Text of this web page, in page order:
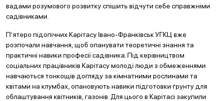
вадами розумового розвитку спішить відчути себе справжніми
садівниками.
П’ятеро підопічних Карітасу Івано-Франківськ УГКЦ вже
розпочали навчання, щоб опанувати теоретичні знання та
практичні навики професії садівника. Під керівництвом
соціальних працівників Карітасу молоді люди з обмеженнями
навчаються тонкощів догляду за кімнатними рослинами та
квітами на клумбах, опановують навики підготовки ґрунту для
облаштування квітників, газонів. Для цього в Карітасі закупили